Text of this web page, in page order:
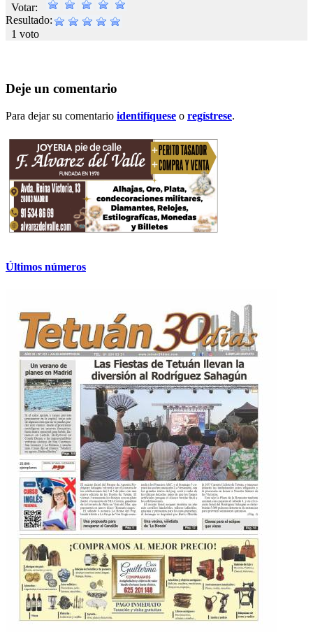
Votar:
Resultado:
1 voto
Deje un comentario
Para dejar su comentario identifíquese o regístrese.
Últimos números